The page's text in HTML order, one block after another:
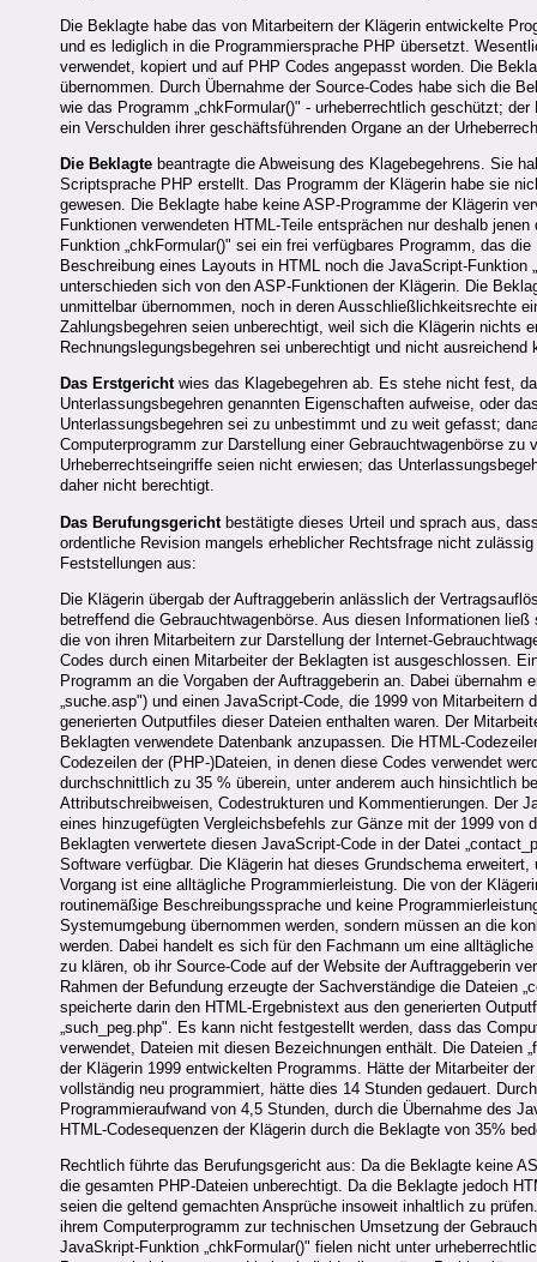
Die Beklagte habe das von Mitarbeitern der Klägerin entwickelte
und es lediglich in die Programmiersprache PHP übersetzt.
verwendet, kopiert und auf PHP Codes angepasst worden. Die
übernommen. Durch Übernahme der Source-Codes habe sich die
wie das Programm „chkFormular()" - urheberrechtlich geschützt;
ein Verschulden ihrer geschäftsführenden Organe an der
Die Beklagte beantragte die Abweisung des Klagebegehrens. Sie
Scriptsprache PHP erstellt. Das Programm der Klägerin habe sie
gewesen. Die Beklagte habe keine ASP-Programme der Klägerin
Funktionen verwendeten HTML-Teile entsprächen nur deshalb
Funktion „chkFormular()" sei ein frei verfügbares Programm, das
Beschreibung eines Layouts in HTML noch die JavaScript-
unterschieden sich von den ASP-Funktionen der Klägerin. Die
unmittelbar übernommen, noch in deren Ausschließlichkeitsrechte
Zahlungsbegehren seien unberechtigt, weil sich die Klägerin nichts
Rechnungslegungsbegehren sei unberechtigt und nicht ausreichend
Das Erstgerichtwies das Klagebegehren ab. Es stehe nicht fest,
Unterlassungsbegehren genannten Eigenschaften aufweise, oder
Unterlassungsbegehren sei zu unbestimmt und zu weit gefasst;
Computerprogramm zur Darstellung einer Gebrauchtwagenbörse
Urheberrechtseingriffe seien nicht erwiesen; das
daher nicht berechtigt.
Das Berufungsgericht bestätigte dieses Urteil und sprach aus,
ordentliche Revision mangels erheblicher Rechtsfrage nicht
Feststellungen aus:
Die Klägerin übergab der Auftraggeberin anlässlich der
betreffend die Gebrauchtwagenbörse. Aus diesen Informationen
die von ihren Mitarbeitern zur Darstellung der Internet-
Codes durch einen Mitarbeiter der Beklagten ist ausgeschlossen.
Programm an die Vorgaben der Auftraggeberin an. Dabei
„suche.asp") und einen JavaScript-Code, die 1999 von
generierten Outputfiles dieser Dateien enthalten waren. Der
Beklagten verwendete Datenbank anzupassen. Die HTML-
Codezeilen der (PHP-)Dateien, in denen diese Codes verwendet
durchschnittlich zu 35 % überein, unter anderem auch hinsichtlich
Attributschreibweisen, Codestrukturen und Kommentierungen. Der
eines hinzugefügten Vergleichsbefehls zur Gänze mit der 1999 von
Beklagten verwertete diesen JavaScript-Code in der Datei
Software verfügbar. Die Klägerin hat dieses Grundschema
Vorgang ist eine alltägliche Programmierleistung. Die von der
routinemäßige Beschreibungssprache und keine
Systemumgebung übernommen werden, sondern müssen an die
werden. Dabei handelt es sich für den Fachmann um eine
zu klären, ob ihr Source-Code auf der Website der Auftraggeberin
Rahmen der Befundung erzeugte der Sachverständige die Dateien
speicherte darin den HTML-Ergebnistext aus den generierten
„such_peg.php". Es kann nicht festgestellt werden, dass das
verwendet, Dateien mit diesen Bezeichnungen enthält. Die Dateien
der Klägerin 1999 entwickelten Programms. Hätte der Mitarbeiter
vollständig neu programmiert, hätte dies 14 Stunden gedauert.
Programmieraufwand von 4,5 Stunden, durch die Übernahme des
HTML-Codesequenzen der Klägerin durch die Beklagte von 35%
Rechtlich führte das Berufungsgericht aus: Da die Beklagte keine
die gesamten PHP-Dateien unberechtigt. Da die Beklagte jedoch
seien die geltend gemachten Ansprüche insoweit inhaltlich zu
ihrem Computerprogramm zur technischen Umsetzung der
JavaSkript-Funktion „chkFormular()" fielen nicht unter